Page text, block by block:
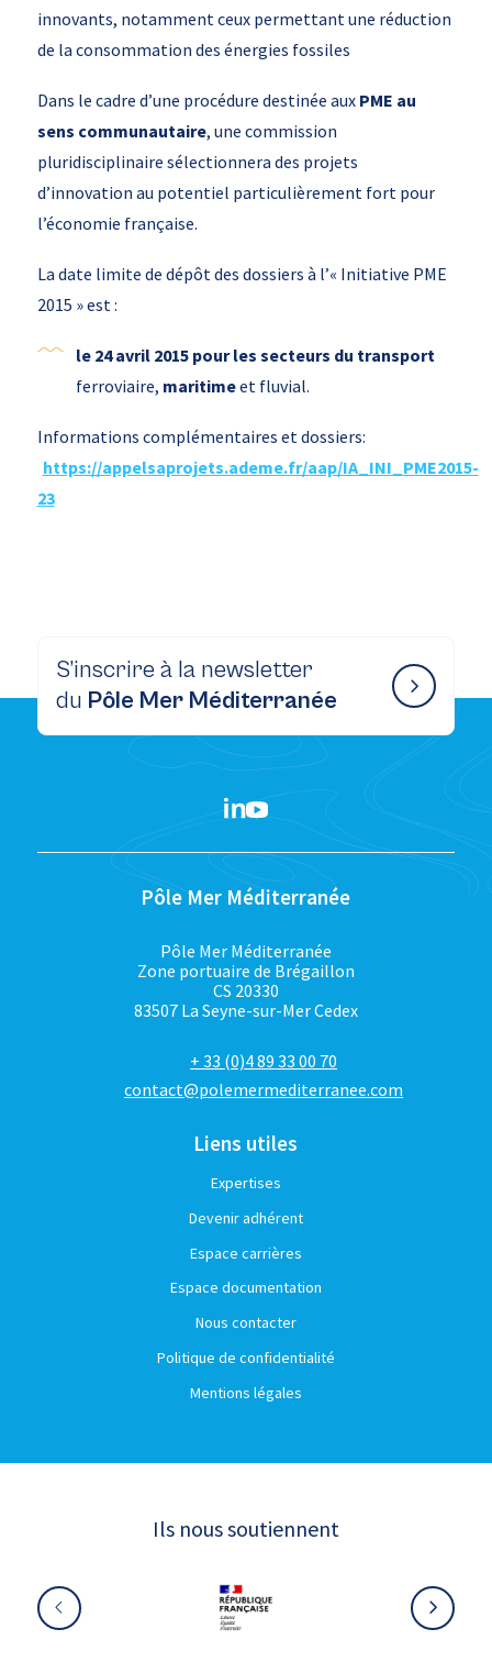
innovants, notamment ceux permettant une réduction
de la consommation des énergies fossiles
Dans le cadre d’une procédure destinée aux PME au
sens communautaire, une commission
pluridisciplinaire sélectionnera des projets
d’innovation au potentiel particulièrement fort pour
l’économie française.
La date limite de dépôt des dossiers à l’« Initiative PME
2015 » est :
le 24 avril 2015 pour les secteurs du transport
ferroviaire, maritimeet fluvial.
Informations complémentaires et dossiers:
https://appelsaprojets.ademe.fr/aap/IA_INI_PME2015-
23
S’inscrire à la newsletter
du Pôle Mer Méditerranée
Pôle Mer Méditerranée
Pôle Mer Méditerranée
Zone portuaire de Brégaillon
CS 20330
83507 La Seyne-sur-Mer Cedex
+ 33 (0)4 89 33 00 70
contact@polemermediterranee.com
Liens utiles
Expertises
Devenir adhérent
Espace carrières
Espace documentation
Nous contacter
Politique de confidentialité
Mentions légales
Ils nous soutiennent